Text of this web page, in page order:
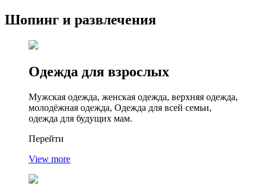
Шопинг и развлечения
Одежда для взрослых
Мужская одежда, женская одежда, верхняя одежда,
молодёжная одежда, Одежда для всей семьи,
одежда для будущих мам.
Перейти
View more